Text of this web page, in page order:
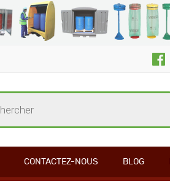
CONTACTEZ-NOUS BLOG